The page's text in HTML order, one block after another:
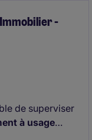
-
de superviser
à usage